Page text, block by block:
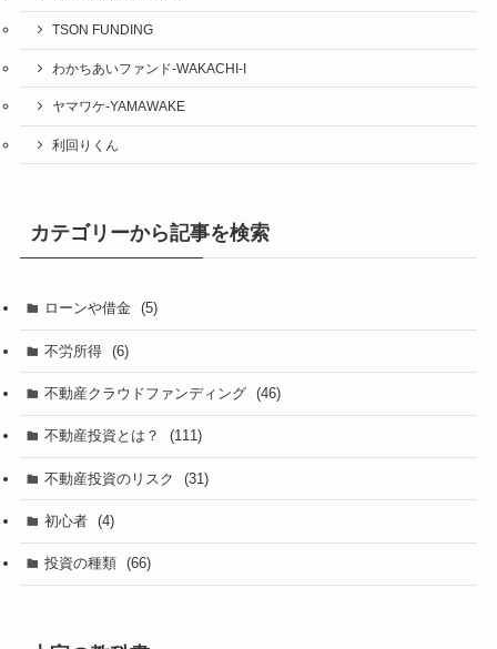
TSON FUNDING
わかちあいファンド-WAKACHI-I
ヤマワケ-YAMAWAKE
利回りくん
カテゴリーから記事を検索
ローンや借金 (5)
不労所得 (6)
不動産クラウドファンディング (46)
不動産投資とは？ (111)
不動産投資のリスク (31)
初心者 (4)
投資の種類 (66)